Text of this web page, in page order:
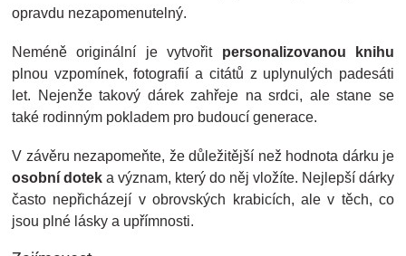
opravdu nezapomenutelný.
Neméně originální je vytvořit personalizovanou knihu
plnou vzpomínek, fotografií a citátů z uplynulých padesáti
let. Nejenže takový dárek zahřeje na srdci, ale stane se
také rodinným pokladem pro budoucí generace.
V závěru nezapomeňte, že důležitější než hodnota dárku je
osobní dotek a význam, který do něj vložíte. Nejlepší dárky
často nepřicházejí v obrovských krabicích, ale v těch, co
jsou plné lásky a upřímnosti.